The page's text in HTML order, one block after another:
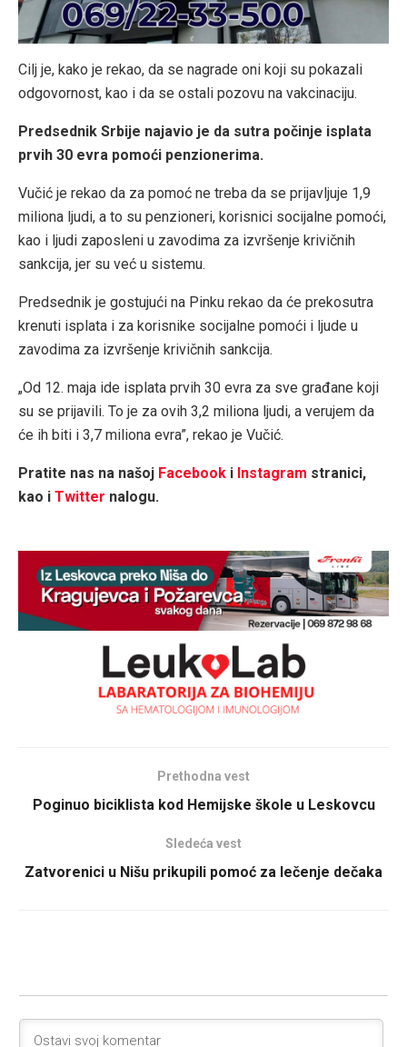
Cilj je, kako je rekao, da se nagrade oni koji su pokazali
odgovornost, kao i da se ostali pozovu na vakcinaciju.
Predsednik Srbije najavio je da sutra počinje isplata
prvih 30 evra pomoći penzionerima.
Vučić je rekao da za pomoć ne treba da se prijavljuje 1,9
miliona ljudi, a to su penzioneri, korisnici socijalne pomoći,
kao i ljudi zaposleni u zavodima za izvršenje krivičnih
sankcija, jer su već u sistemu.
Predsednik je gostujući na Pinku rekao da će prekosutra
krenuti isplata i za korisnike socijalne pomoći i ljude u
zavodima za izvršenje krivičnih sankcija.
„Od 12. maja ide isplata prvih 30 evra za sve građane koji
su se prijavili. To je za ovih 3,2 miliona ljudi, a verujem da
će ih biti i 3,7 miliona evra”, rekao je Vučić.
Pratite nas na našoj Facebook i Instagram stranici,
kao i Twitter nalogu.
Prethodna vest
Poginuo biciklista kod Hemijske škole u Leskovcu
Sledeća vest
Zatvorenici u Nišu prikupili pomoć za lečenje dečaka